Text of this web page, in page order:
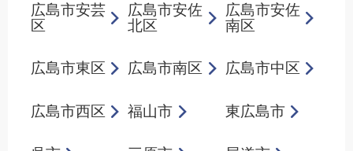
広島市安芸
区
広島市安佐
北区
広島市安佐
南区
広島市東区 広島市南区 広島市中区
広島市西区 福山市 東広島市